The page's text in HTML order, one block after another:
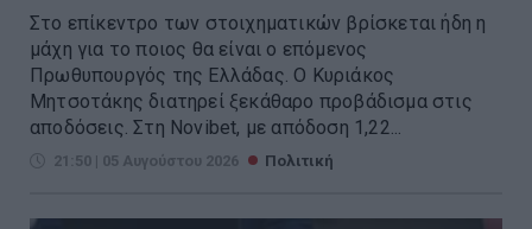
Στο επίκεντρο των στοιχηματικών βρίσκεται ήδη η
μάχη για το ποιος θα είναι ο επόμενος
Πρωθυπουργός της Ελλάδας. Ο Κυριάκος
Μητσοτάκης διατηρεί ξεκάθαρο προβάδισμα στις
αποδόσεις. Στη Novibet, με απόδοση 1,22...
21:50 | 05 Αυγούστου 2026 Πολιτική